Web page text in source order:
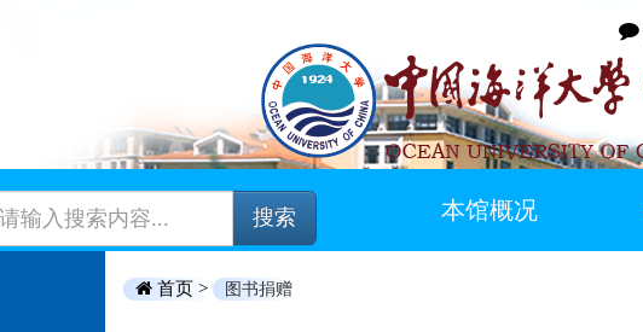
搜索 本馆概况
首页 > 图书捐赠